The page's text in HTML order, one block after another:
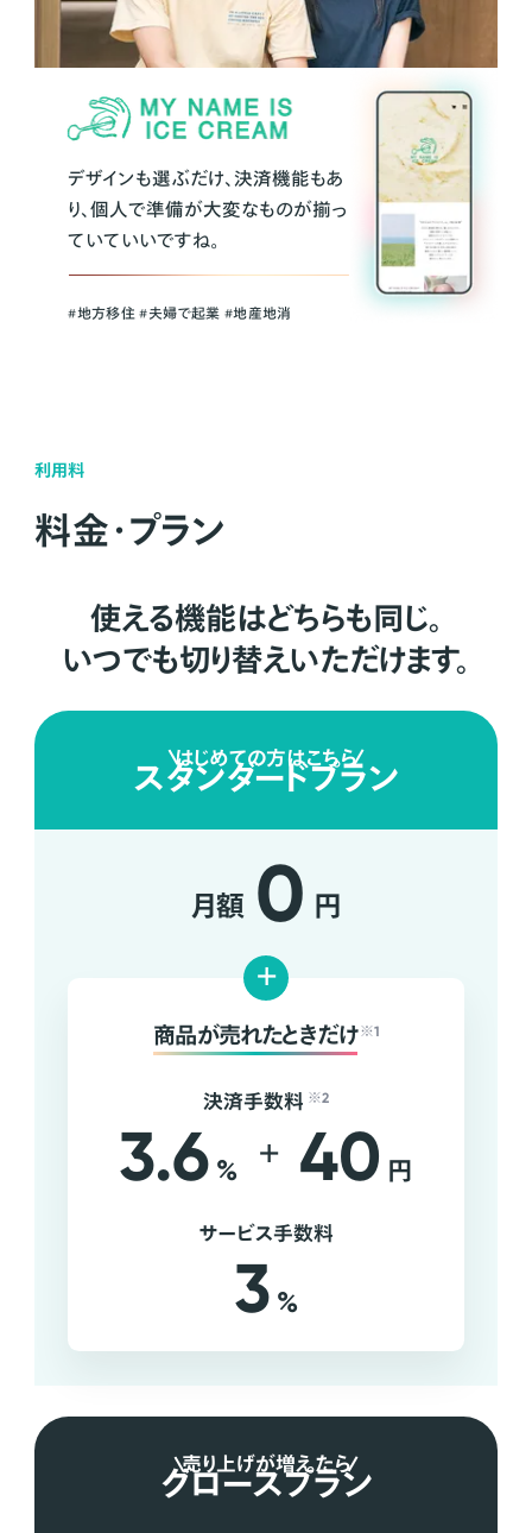
デザインも選ぶだけ、決済機能もあ
り、個人で準備が大変なものが揃っ
ていていいですね。
#地方移住 #夫婦で起業 #地産地消
利用料
料金・プラン
使える機能はどちらも同じ。
いつでも切り替えいただけます。
はじめての方はこちら
スタンダードプラン
月額 0 円
+
商品が売れたときだけ ※1
決済手数料 ※2
3.6 % + 40 円
サービス手数料
3 %
売り上げが増えたら
グロースプラン